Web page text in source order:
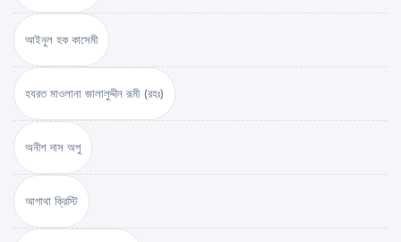
আইনুল হক কাসেমী
হযরত মাওলানা জালালুদ্দীন রূমী (রহঃ)
অনীশ দাস অপু
আগাথা ক্রিস্টি